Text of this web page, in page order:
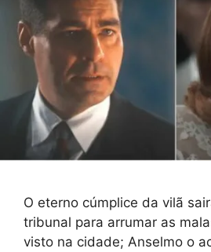
O eterno cúmplice da vilã
tribunal para arrumar as
visto na cidade; Anselmo o